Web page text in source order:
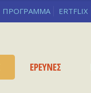
ΠΡΟΓΡΑΜΜΑ ERTFLIX
ΕΡΕΥΝΕΣ